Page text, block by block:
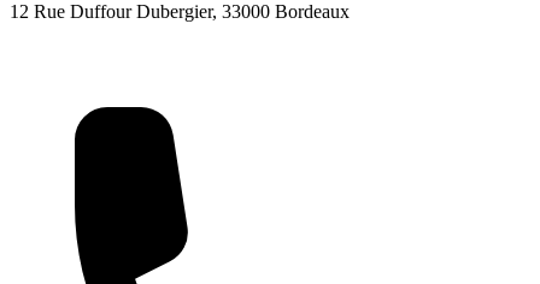
12 Rue Duffour Dubergier, 33000 Bordeaux